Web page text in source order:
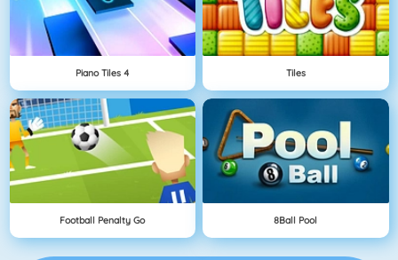
Piano Tiles 4 Tiles
Football Penalty Go 8Ball Pool